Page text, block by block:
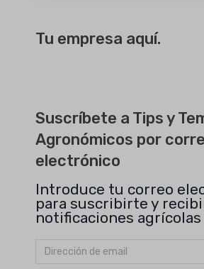
Tu empresa aquí.
Suscríbete a Tips y
Agronómicos por
electrónico
Introduce tu correo
para suscribirte y
notificaciones agrícolas
Dirección
de